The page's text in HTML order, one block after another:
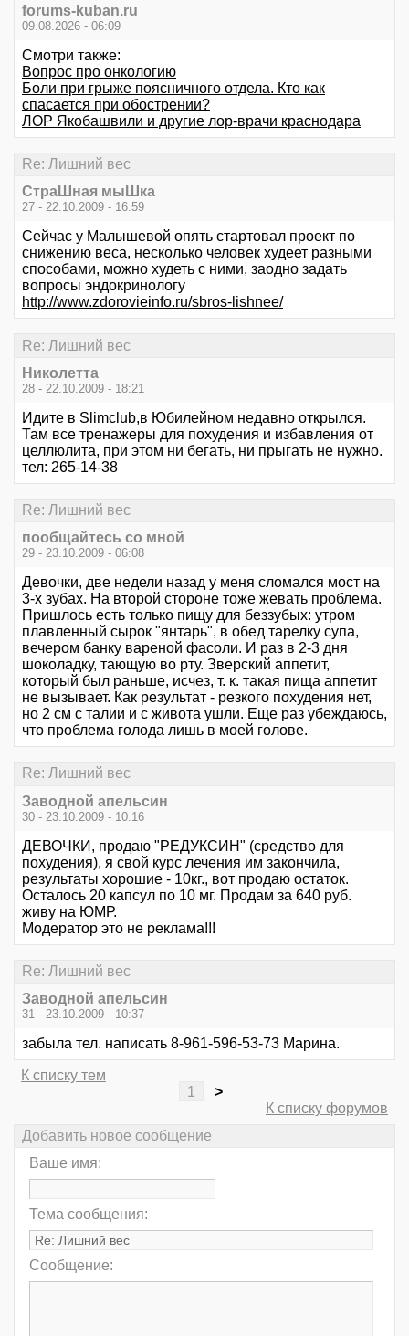
forums-kuban.ru
09.08.2026 - 06:09
Смотри также:
Вопрос про онкологию
Боли при грыже поясничного отдела. Кто как
спасается при обострении?
ЛОР Якобашвили и другие лор-врачи краснодара
Re: Лишний вес
СтраШная мыШка
27 - 22.10.2009 - 16:59
Сейчас у Малышевой опять стартовал проект по
снижению веса, несколько человек худеет разными
способами, можно худеть с ними, заодно задать
вопросы эндокринологу
http://www.zdorovieinfo.ru/sbros-lishnee/
Re: Лишний вес
Николетта
28 - 22.10.2009 - 18:21
Идите в Slimclub,в Юбилейном недавно открылся.
Там все тренажеры для похудения и избавления от
целлюлита, при этом ни бегать, ни прыгать не нужно.
тел: 265-14-38
Re: Лишний вес
пообщайтесь со мной
29 - 23.10.2009 - 06:08
Девочки, две недели назад у меня сломался мост на
3-х зубах. На второй стороне тоже жевать проблема.
Пришлось есть только пищу для беззубых: утром
плавленный сырок "янтарь", в обед тарелку супа,
вечером банку вареной фасоли. И раз в 2-3 дня
шоколадку, тающую во рту. Зверский аппетит,
который был раньше, исчез, т. к. такая пища аппетит
не вызывает. Как результат - резкого похудения нет,
но 2 см с талии и с живота ушли. Еще раз убеждаюсь,
что проблема голода лишь в моей голове.
Re: Лишний вес
Заводной апельсин
30 - 23.10.2009 - 10:16
ДЕВОЧКИ, продаю "РЕДУКСИН" (средство для
похудения), я свой курс лечения им закончила,
результаты хорошие - 10кг., вот продаю остаток.
Осталось 20 капсул по 10 мг. Продам за 640 руб.
живу на ЮМР.
Модератор это не реклама!!!
Re: Лишний вес
Заводной апельсин
31 - 23.10.2009 - 10:37
забыла тел. написать 8-961-596-53-73 Марина.
К списку тем
1
>
К списку форумов
Добавить новое сообщение
Ваше имя:
Тема сообщения:
Сообщение: